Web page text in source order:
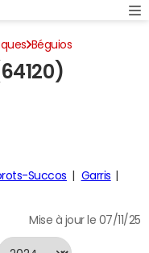
Béguios
Succos
Garris
Mise à jour le 07/11/25